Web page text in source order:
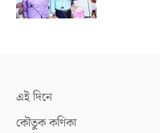
এই দিনে
কৌতুক কণিকা